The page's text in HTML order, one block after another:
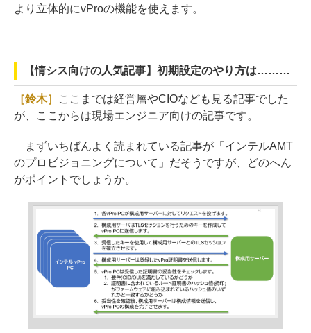
より立体的にvProの機能を使えます。
【情シス向けの人気記事】初期設定のやり方は………
［鈴木］
ここまでは経営層やCIOなども見る記事でした
が、ここからは現場エンジニア向けの記事です。
まずいちばんよく読まれている記事が「インテルAMT
のプロビジョニングについて」だそうですが、どのへん
がポイントでしょうか。